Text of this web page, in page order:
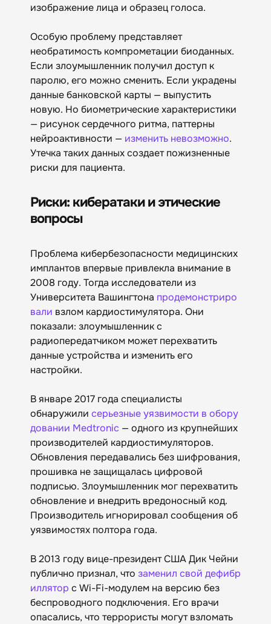
изображение лица и образец голоса.
Особую проблему представляет
необратимость компрометации биоданных.
Если злоумышленник получил доступ к
паролю, его можно сменить. Если украдены
данные банковской карты — выпустить
новую. Но биометрические характеристики
— рисунок сердечного ритма, паттерны
нейроактивности — изменить невозможно.
Утечка таких данных создает пожизненные
риски для пациента.
Риски: кибератаки и этические
вопросы
Проблема кибербезопасности медицинских
имплантов впервые привлекла внимание в
2008 году. Тогда исследователи из
Университета Вашингтона продемонстриро
вали взлом кардиостимулятора. Они
показали: злоумышленник с
радиопередатчиком может перехватить
данные устройства и изменить его
настройки.
В январе 2017 года специалисты
обнаружили серьезные уязвимости в обору
довании Medtronic — одного из крупнейших
производителей кардиостимуляторов.
Обновления передавались без шифрования,
прошивка не защищалась цифровой
подписью. Злоумышленник мог перехватить
обновление и внедрить вредоносный код.
Производитель игнорировал сообщения об
уязвимостях полтора года.
В 2013 году вице-президент США Дик Чейни
публично признал, что заменил свой дефибр
иллятор с Wi-Fi-модулем на версию без
беспроводного подключения. Его врачи
опасались, что террористы могут взломать